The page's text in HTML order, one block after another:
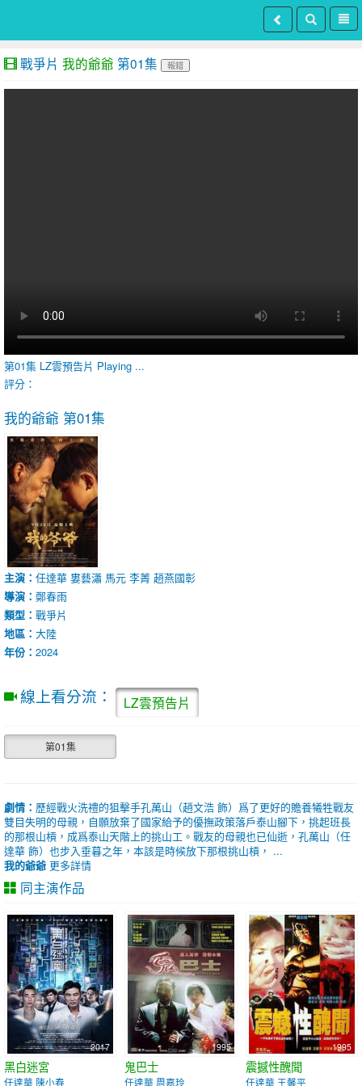
戰爭片 我的爺爺 第01集 報錯
第01集 LZ雲預告片 Playing ...
評分：
我的爺爺 第01集
主演： 任達華 婁藝瀟 馬元 李菁 趙燕國彰
導演： 鄭春雨
類型： 戰爭片
地區： 大陸
年份： 2024
線上看分流： LZ雲預告片
第01集
劇情： 歷經戰火洗禮的狙擊手孔萬山（趙文浩 飾）爲了更好的贍養犧牲戰友
雙目失明的母親，自願放棄了國家給予的優撫政策落戶泰山腳下，挑起班長
的那根山槓，成爲泰山天階上的挑山工。戰友的母親也已仙逝，孔萬山（任
達華 飾）也步入垂暮之年，本該是時候放下那根挑山槓， ...
我的爺爺 更多詳情
同主演作品
2017
黑白迷宮
任達華 陳小春
1995
鬼巴士
任達華 周嘉玲
1995
震撼性醜聞
任達華 王馨平